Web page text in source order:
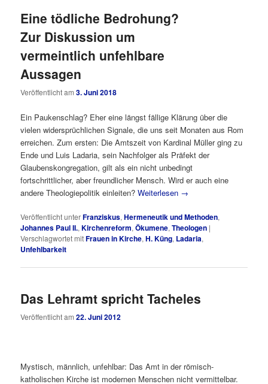
Eine tödliche Bedrohung?
Zur Diskussion um
vermeintlich unfehlbare
Aussagen
Veröffentlicht am3. Juni 2018
Ein Paukenschlag? Eher eine längst fällige Klärung über die
vielen widersprüchlichen Signale, die uns seit Monaten aus Rom
erreichen. Zum ersten: Die Amtszeit von Kardinal Müller ging zu
Ende und Luis Ladaria, sein Nachfolger als Präfekt der
Glaubenskongregation, gilt als ein nicht unbedingt
fortschrittlicher, aber freundlicher Mensch. Wird er auch eine
andere Theologiepolitik einleiten?Weiterlesen →
Veröffentlicht unterFranziskus,Hermeneutik und Methoden,
Johannes Paul II.,Kirchenreform,Ökumene,Theologen |
Verschlagwortet mitFrauen in Kirche,H. Küng, Ladaria,
Unfehlbarkeit
Das Lehramt spricht Tacheles
Veröffentlicht am22. Juni 2012
Mystisch, männlich, unfehlbar: Das Amt in der römisch-
katholischen Kirche ist modernen Menschen nicht vermittelbar.